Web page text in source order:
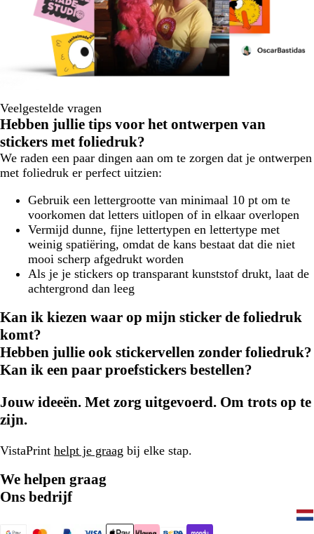
Veelgestelde vragen
Hebben jullie tips voor het ontwerpen van
stickers met foliedruk?
We raden een paar dingen aan om te zorgen dat je ontwerpen
met foliedruk er perfect uitzien:
Gebruik een lettergrootte van minimaal 10 pt om te
voorkomen dat letters uitlopen of in elkaar overlopen
Vermijd dunne, fijne lettertypen en lettertype met
weinig spatiëring, omdat de kans bestaat dat die niet
mooi scherp afgedrukt worden
Als je je stickers op transparant kunststof drukt, laat de
achtergrond dan leeg
Kan ik kiezen waar op mijn sticker de foliedruk
komt?
Hebben jullie ook stickervellen zonder foliedruk?
Kan ik een paar proefstickers bestellen?
Jouw ideeën. Met zorg uitgevoerd. Om trots op te
zijn.
VistaPrint helpt je graag bij elke stap.
We helpen graag
Ons bedrijf